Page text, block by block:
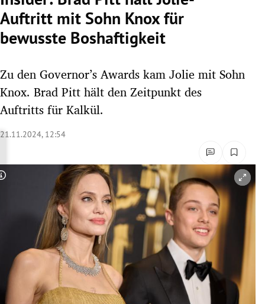
Untermenü
Untermenü
Untermenü
Untermenü
Untermenü
Untermenü
Auftritt mit Sohn Knox für
bewusste Boshaftigkeit
Zu den Governor’s Awards kam Jolie mit Sohn
Knox. Brad Pitt hält den Zeitpunkt des
Auftritts für Kalkül.
21.11.2024, 12:54
Copyright-Hinweis öffnen/schließen